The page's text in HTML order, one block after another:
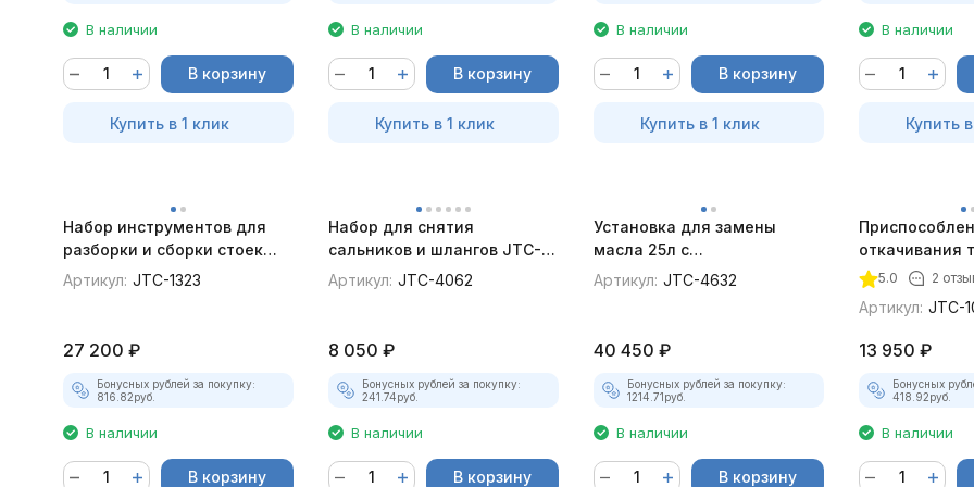
В наличии
В корзину
Купить в 1 клик
В наличии
В корзину
Купить в 1 клик
В наличии
В корзину
Купить в 1 клик
В наличии
Купить
Набор инструментов для
разборки и сборки стоек
JTC-1323
Артикул: JTC-1323
27 200 ₽
Бонусных рублей за покупку:
816.82руб.
В наличии
В корзину
Набор для снятия
сальников и шлангов JTC-
4062
Артикул: JTC-4062
8 050 ₽
Бонусных рублей за покупку:
241.74руб.
В наличии
В корзину
Установка для замены
масла 25л с
пневмоприводом JTC-4632
Артикул: JTC-4632
40 450 ₽
Бонусных рублей за покупку:
1214.71руб.
В наличии
В корзину
откачивания
жидкостей с
5.0 2
Артикул: JTC-
13 950 ₽
Бонусных
418.92руб.
В наличии